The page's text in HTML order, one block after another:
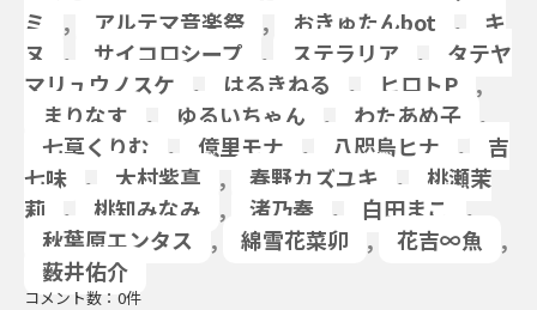
ミ
, アルテマ音楽祭 , おきゅたんbot ,
キ
ヌ
, サイコロシープ , ステラリア ,
タテヤ
マリュウノスケ
, はるきねる , ヒロトP
,
まりなす
, ゆるいちゃん , わたあめ子
,
七草くりむ
, 億里モナ , 八咫烏ヒナ ,
吉
七味
, 大村紫真 , 春野カズユキ ,
桃瀬茉
莉
, 桃知みなみ , 渚乃奏 , 白田まこ
,
秋葉原エンタス
, 綿雪花菜卯 , 花吉∞魚
,
薮井佑介
コメント数：0件